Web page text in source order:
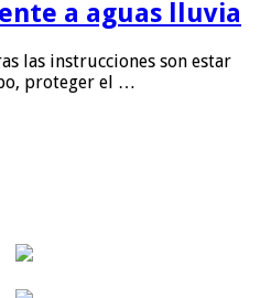
a aguas lluvia
las instrucciones son estar
proteger el …